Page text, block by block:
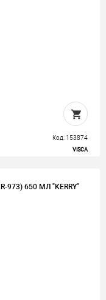
Код: 153874
VISCA
650 МЛ "KERRY"